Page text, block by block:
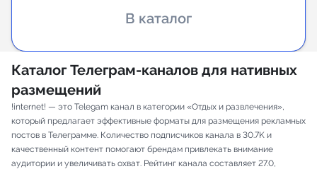
В каталог
Каталог Телеграм-каналов для нативных
размещений
!internet! — это Telegam канал в категории «Отдых и развлечения»,
который предлагает эффективные форматы для размещения рекламных
постов в Телеграмме. Количество подписчиков канала в 30.7K и
качественный контент помогают брендам привлекать внимание
аудитории и увеличивать охват. Рейтинг канала составляет 27.0,